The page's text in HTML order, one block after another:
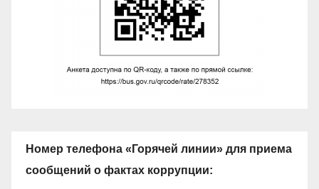
Номер телефона «Горячей линии» для приема
сообщений о фактах коррупции: